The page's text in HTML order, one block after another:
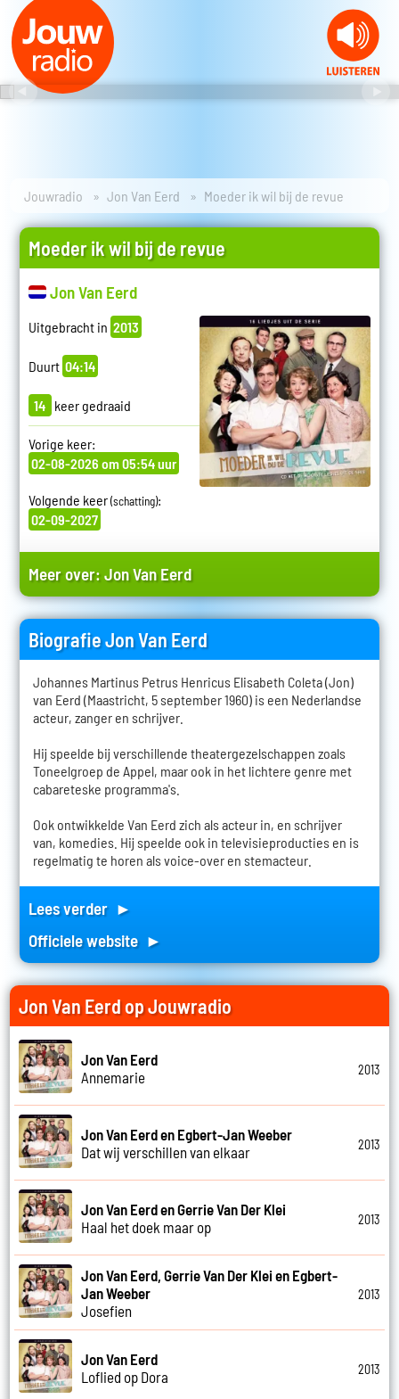
Jouwradio Jon Van Eerd Moeder ik wil bij de revue
Moeder ik wil bij de revue
Jon Van Eerd
Uitgebracht in 2013
Duurt 04:14
14 keer gedraaid
Vorige keer:
02-08-2026 om 05:54 uur
Volgende keer(schatting):
02-09-2027
Meer over:Jon Van Eerd
Biografie Jon Van Eerd
Johannes Martinus Petrus Henricus Elisabeth Coleta (Jon)
van Eerd (Maastricht, 5 september 1960) is een Nederlandse
acteur, zanger en schrijver.
Hij speelde bij verschillende theatergezelschappen zoals
Toneelgroep de Appel, maar ook in het lichtere genre met
cabareteske programma's.
Ook ontwikkelde Van Eerd zich als acteur in, en schrijver
van, komedies. Hij speelde ook in televisieproducties en is
regelmatig te horen als voice-over en stemacteur.
Lees verder ►
Officiele website ►
Jon Van Eerd op Jouwradio
Jon Van Eerd
Annemarie
2013
Jon Van Eerd en Egbert-Jan Weeber
Dat wij verschillen van elkaar
2013
Jon Van Eerd en Gerrie Van Der Klei
Haal het doek maar op
2013
Jon Van Eerd, Gerrie Van Der Klei en Egbert-
Jan Weeber
Josefien
2013
Jon Van Eerd
Loflied op Dora
2013